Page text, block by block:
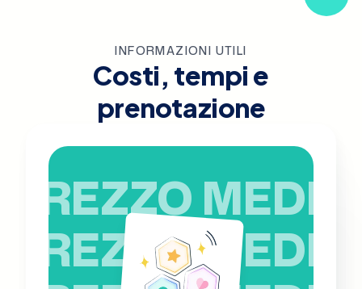
INFORMAZIONI UTILI
Costi, tempi e
prenotazione
PREZZO MEDIO
PREZZO MEDIO